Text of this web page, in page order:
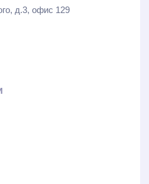
д.3, офис 129